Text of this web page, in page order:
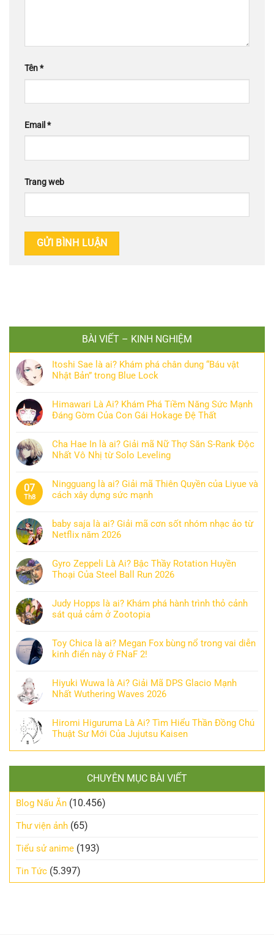
Tên*
Email *
Trang web
BÀI VIẾT – KINH NGHIỆM
Itoshi Sae là ai? Khám phá chân dung “Báu vật
Nhật Bản” trong Blue Lock
Himawari Là Ai? Khám Phá Tiềm Năng Sức Mạnh
Đáng Gờm Của Con Gái Hokage Đệ Thất
Cha Hae In là ai? Giải mã Nữ Thợ Săn S-Rank Độc
Nhất Vô Nhị từ Solo Leveling
07
Th8
Ningguang là ai? Giải mã Thiên Quyền của Liyue và
cách xây dựng sức mạnh
baby saja là ai? Giải mã cơn sốt nhóm nhạc ảo từ
Netflix năm 2026
Gyro Zeppeli Là Ai? Bậc Thầy Rotation Huyền
Thoại Của Steel Ball Run 2026
Judy Hopps là ai? Khám phá hành trình thỏ cảnh
sát quả cảm ở Zootopia
Toy Chica là ai? Megan Fox bùng nổ trong vai diễn
kinh điển này ở FNaF 2!
Hiyuki Wuwa là Ai? Giải Mã DPS Glacio Mạnh
Nhất Wuthering Waves 2026
Hiromi Higuruma Là Ai? Tìm Hiểu Thần Đồng Chú
Thuật Sư Mới Của Jujutsu Kaisen
CHUYÊN MỤC BÀI VIẾT
Blog Nấu Ăn (10.456)
Thư viện ảnh (65)
Tiểu sử anime (193)
Tin Tức (5.397)